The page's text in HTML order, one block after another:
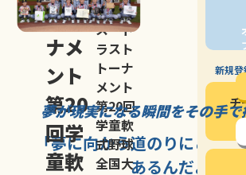
トー
ナメ
ント
第20
回学
童軟
セン
ス・ト
ラスト
トーナ
メント
第20回
学童軟
式野球
全国大
新規
チ
夢が現実になる瞬間をその手で
「夢に向かう道のりにこそ
あるんだよ」